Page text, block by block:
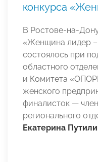
конкурса
В Ростове-на-
«Женщина лидер
состоялось при
областного
и Комитета
женского
финалисток —
регионального
Екатерина